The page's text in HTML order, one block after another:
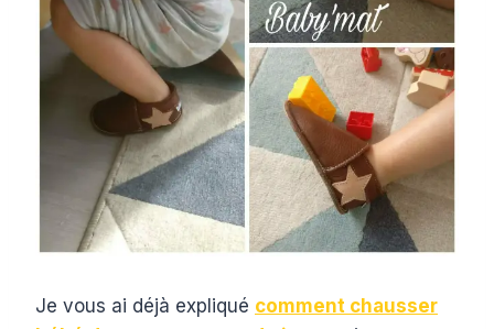
Je vous ai déjà expliqué comment chausser